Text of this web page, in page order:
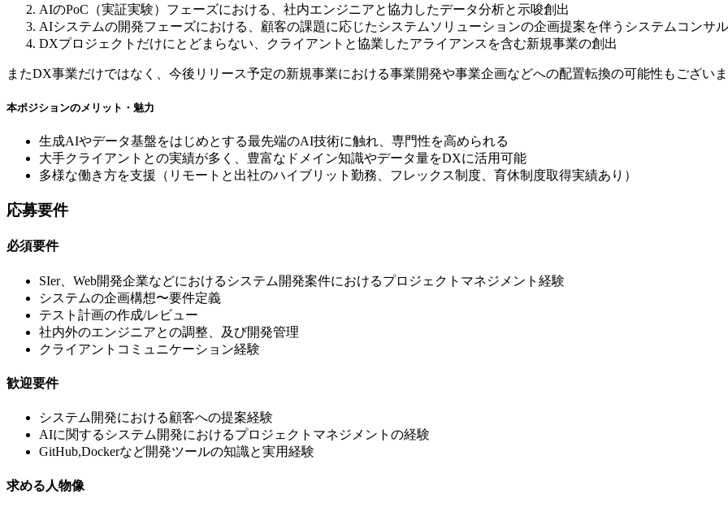
AIのPoC（実証実験）フェーズにおける、社内エンジニアと協力したデータ分析と示唆創出
AIシステムの開発フェーズにおける、顧客の課題に応じたシステムソリューションの企画提案を伴うシステムコンサル
DXプロジェクトだけにとどまらない、クライアントと協業したアライアンスを含む新規事業の創出
またDX事業だけではなく、今後リリース予定の新規事業における事業開発や事業企画などへの配置転換の可能性もござい
本ポジションのメリット・魅力
生成AIやデータ基盤をはじめとする最先端のAI技術に触れ、専門性を高められる
大手クライアントとの実績が多く、豊富なドメイン知識やデータ量をDXに活用可能
多様な働き方を支援（リモートと出社のハイブリット勤務、フレックス制度、育休制度取得実績あり）
応募要件
必須要件
SIer、Web開発企業などにおけるシステム開発案件におけるプロジェクトマネジメント経験
システムの企画構想〜要件定義
テスト計画の作成/レビュー
社内外のエンジニアとの調整、及び開発管理
クライアントコミュニケーション経験
歓迎要件
システム開発における顧客への提案経験
AIに関するシステム開発におけるプロジェクトマネジメントの経験
GitHub,Dockerなど開発ツールの知識と実用経験
求める人物像